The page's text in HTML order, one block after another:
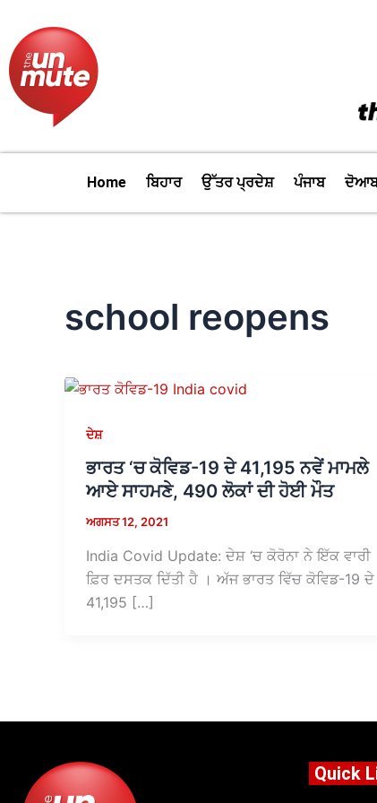
content
Home ਬਿਹਾਰ ਉੱਤਰ ਪ੍ਰਦੇਸ਼ ਪੰਜਾਬ
school reopens
ਦੇਸ਼
ਭਾਰਤ ‘ਚ ਕੋਵਿਡ-19 ਦੇ 41,195 ਨਵੇਂ ਮਾਮਲੇ
ਆਏ ਸਾਹਮਣੇ, 490 ਲੋਕਾਂ ਦੀ ਹੋਈ ਮੌਤ
ਅਗਸਤ 12, 2021
India Covid Update: ਦੇਸ਼ ‘ਚ ਕੋਰੋਨਾ ਨੇ ਇੱਕ ਵਾਰੀ
ਫ਼ਿਰ ਦਸਤਕ ਦਿੱਤੀ ਹੈ । ਅੱਜ ਭਾਰਤ ਵਿੱਚ ਕੋਵਿਡ-19 ਦੇ
41,195 […]
Quick